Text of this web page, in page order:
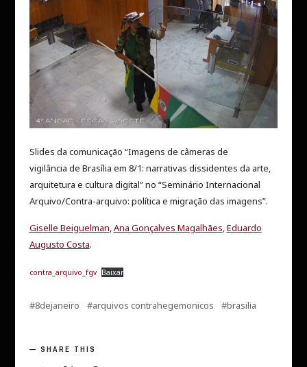
Slides da comunicação “Imagens de câmeras de
vigilância de Brasília em 8/1: narrativas dissidentes da arte,
arquitetura e cultura digital” no “Seminário Internacional
Arquivo/Contra-arquivo: política e migração das imagens”.
Giselle Beiguelman Ana Gonçalves Magalhães Eduardo
Augusto Costa.
contra_arquivo_fgv Baixar
8dejaneiro arquivos contrahegemonicos brasilia
SHARE THIS